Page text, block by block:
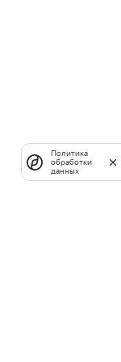
Политика
обработки
данных